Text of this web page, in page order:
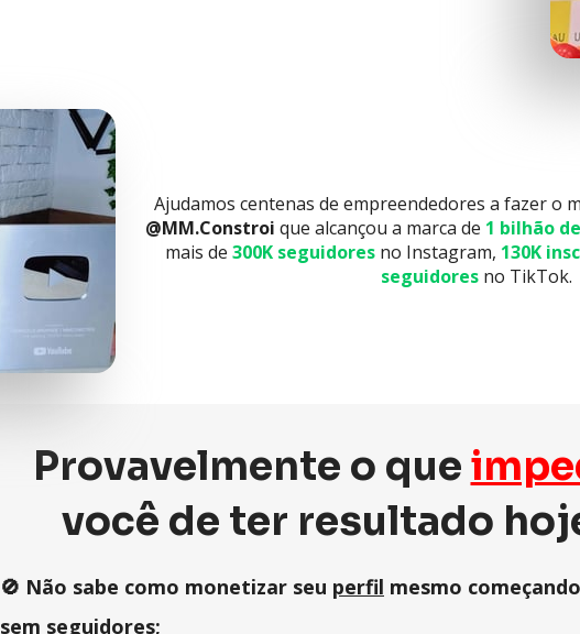
Ajudamos centenas de empreendedores a fazer o
@MM.Constroi que alcançou a marca de 1 bilhão
mais de 300K seguidores no Instagram, 130K
seguidores no TikTok.
Provavelmente o que
você de ter resultado
🚫 Não sabe como monetizar seu perfil
sem seguidores;